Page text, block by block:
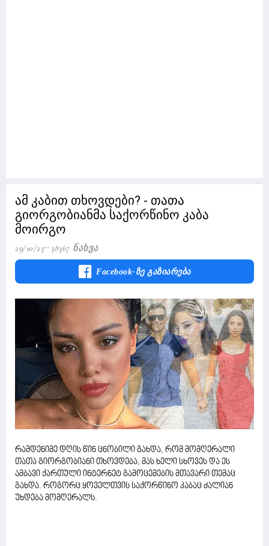
ამ კაბით თხოვდები? - თათა
გიორგობიანმა საქორწინო კაბა
მოირგო
29/10/23 38367 Ნახვა
Facebook-Ზე Გაზიარება
რამდენიმე დღის წინ ცნობილი გახდა, რომ მომღერალი
თათა გიორგობიანი თხოვდება, მას ხელი სხოვეს და ეს
ამბავი ქართული ინტერნეტ გამოცემების მთავარი თემაც
გახდა. როგორც ყოველთვის საქორწინო კაბაც ძალიან
უხდება მომღერალს.